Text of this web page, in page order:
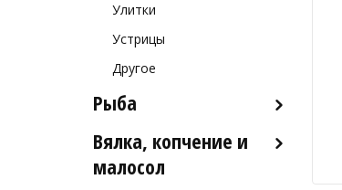
Улитки
Устрицы
Другое
Рыба
Рыба деликатесных сортов
Рыба столовых сортов
Вялка, копчение и
малосол